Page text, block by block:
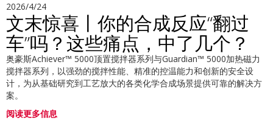
2026/4/24
文末惊喜丨你的合成反应“翻过
车”吗？这些痛点，中了几个？
奥豪斯Achiever™ 5000顶置搅拌器系列与Guardian™ 5000加热磁力
搅拌器系列，以强劲的搅拌性能、精准的控温能力和创新的安全设
计，为从基础研究到工艺放大的各类化学合成场景提供可靠的解决方
案。
阅读更多信息